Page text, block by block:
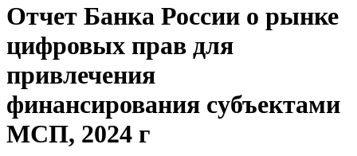
Отчет Банка России о рынке
цифровых прав для
привлечения
финансирования субъектами
МСП, 2024 г